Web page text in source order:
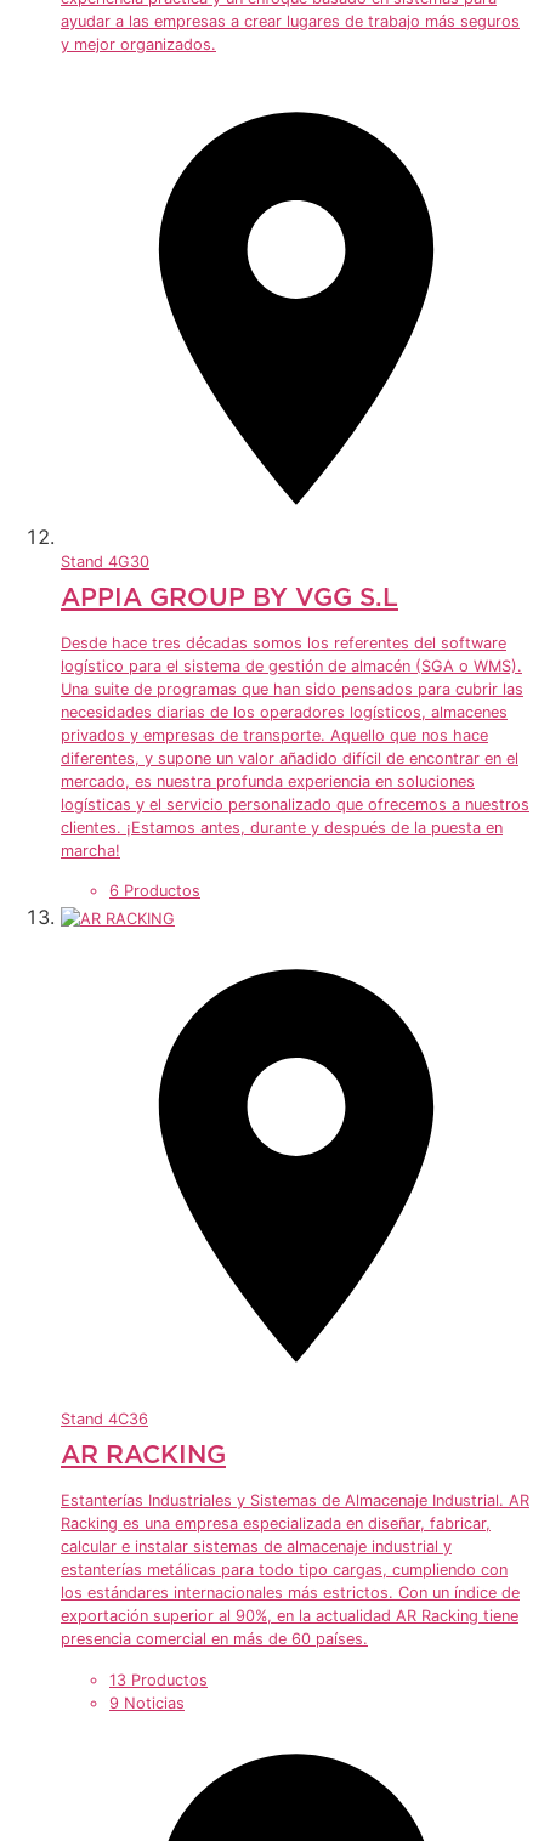
ayudar a las empresas a crear lugares de trabajo más seguros
y mejor organizados.
Stand 4G30
APPIA GROUP BY VGG S.L
Desde hace tres décadas somos los referentes del software
logístico para el sistema de gestión de almacén (SGA o WMS).
Una suite de programas que han sido pensados para cubrir las
necesidades diarias de los operadores logísticos, almacenes
privados y empresas de transporte. Aquello que nos hace
diferentes, y supone un valor añadido difícil de encontrar en el
mercado, es nuestra profunda experiencia en soluciones
logísticas y el servicio personalizado que ofrecemos a nuestros
clientes. ¡Estamos antes, durante y después de la puesta en
marcha!
6 Productos
Stand 4C36
AR RACKING
Estanterías Industriales y Sistemas de Almacenaje Industrial. AR
Racking es una empresa especializada en diseñar, fabricar,
calcular e instalar sistemas de almacenaje industrial y
estanterías metálicas para todo tipo cargas, cumpliendo con
los estándares internacionales más estrictos. Con un índice de
exportación superior al 90%, en la actualidad AR Racking tiene
presencia comercial en más de 60 países.
13 Productos
9 Noticias